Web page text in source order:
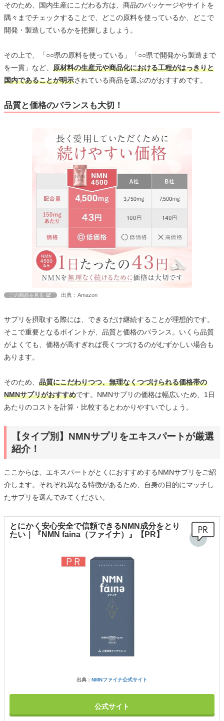
そのため、国内生産にこだわる方は、商品のパッケージやサイトを
隅々までチェックすることで、どこの原料を使っているか、どこで
開発・製造しているかを把握しましょう。
その上で、「○○県の原料を使っている」「○○県で開発から製造まで
を一貫」など、 原材料の生産元や商品化における工程がはっきりと
国内であることが明示されている商品を選ぶのがおすすめです。
品質と価格のバランスも大切！
この商品を見る 出典：Amazon
サプリを摂取する際には、できるだけ継続することが理想的です。
そこで重要となるポイントが、品質と価格のバランス。いくら品質
がよくても、価格が高すぎれば長くつづけるのがむずかしい場合も
あります。
そのため、 品質にこだわりつつ、無理なくつづけられる価格帯の
NMNサプリがおすすめです。NMNサプリの価格は幅広いため、1日
あたりのコストを計算・比較するとわかりやすいでしょう。
【タイプ別】NMNサプリをエキスパートが厳選
紹介！
ここからは、エキスパートがとくにおすすめするNMNサプリをご紹
介します。それぞれ異なる特徴があるため、自身の目的にマッチし
たサプリを選んでみてください。
とにかく安心安全で信頼できるNMN成分をとり
たい｜『NMN faina（ファイナ）』【PR】
出典： NMNファイナ公式サイト
公式サイト